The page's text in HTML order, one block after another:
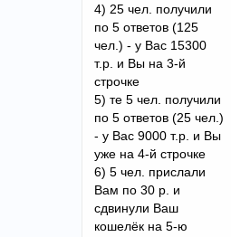
4) 25 чел. получили
по 5 ответов (125
чел.) - у Вас 15300
т.р. и Вы на 3-й
строчке
5) те 5 чел. получили
по 5 ответов (25 чел.)
- у Вас 9000 т.р. и Вы
уже на 4-й строчке
6) 5 чел. прислали
Вам по 30 р. и
сдвинули Ваш
кошелёк на 5-ю